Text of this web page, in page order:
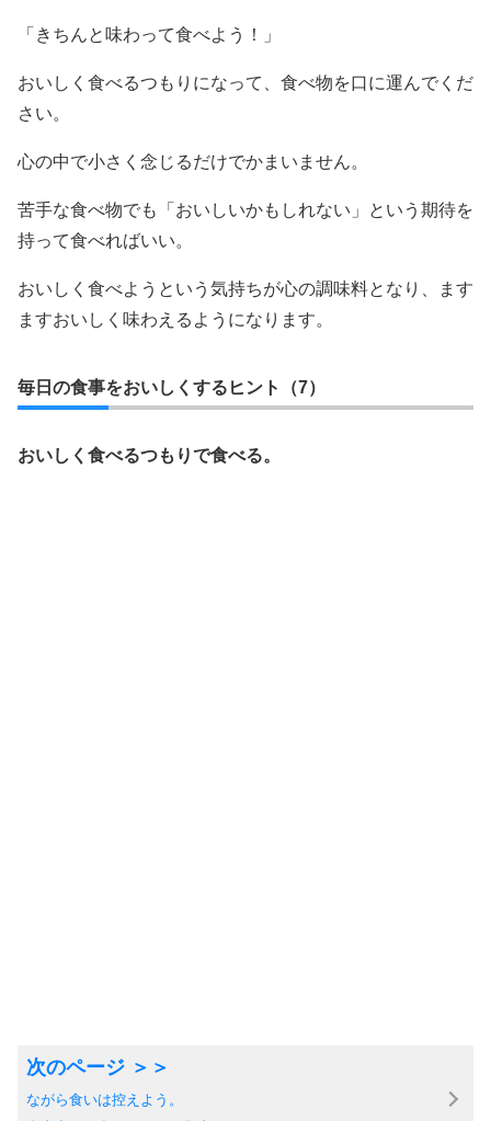
「きちんと味わって食べよう！」
おいしく食べるつもりになって、食べ物を口に運んでくだ
さい。
心の中で小さく念じるだけでかまいません。
苦手な食べ物でも「おいしいかもしれない」という期待を
持って食べればいい。
おいしく食べようという気持ちが心の調味料となり、ます
ますおいしく味わえるようになります。
毎日の食事をおいしくするヒント（7）
おいしく食べるつもりで食べる。
ながら食いは控えよう。